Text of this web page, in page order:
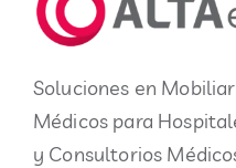
Soluciones en
Médicos para
y Consultorios